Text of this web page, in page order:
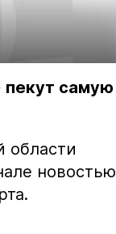
пекут самую
области
новостью